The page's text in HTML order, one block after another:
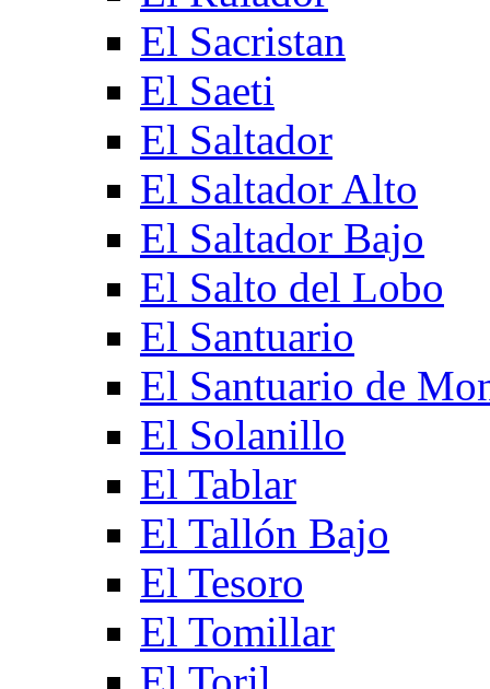
El Sacristan
El Saeti
El Saltador
El Saltador Alto
El Saltador Bajo
El Salto del Lobo
El Santuario
El Santuario de
El Solanillo
El Tablar
El Tallón Bajo
El Tesoro
El Tomillar